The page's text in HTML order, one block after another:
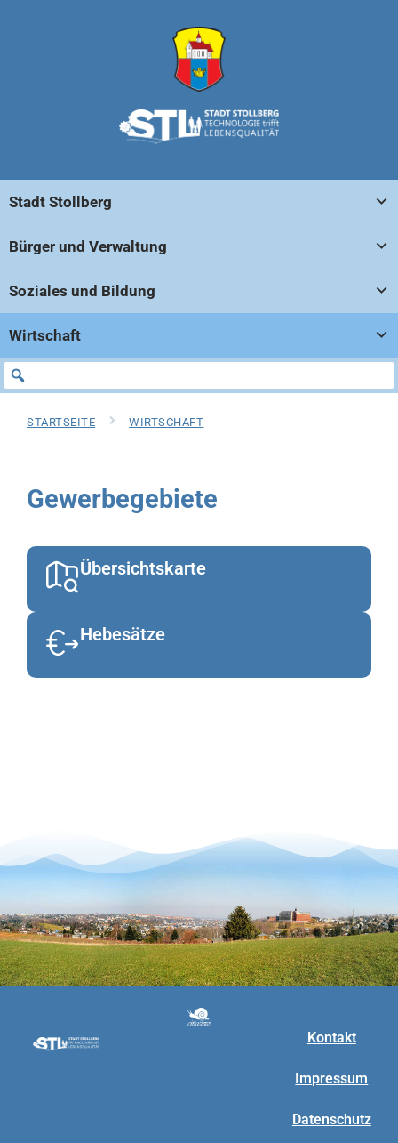
Stadt Stollberg
Bürger und Verwaltung
Soziales und Bildung
Wirtschaft
STARTSEITE WIRTSCHAFT
Gewerbegebiete
Übersichtskarte
Hebesätze
Kontakt
Impressum
Datenschutz